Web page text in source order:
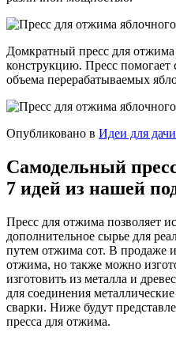
Домкратный пресс для
конструкцию. Пресс помогает
объема перерабатываемых
Опубликовано в Идеи для
Самодельный
7 идей из нашей
Пресс для отжима позволяет
дополнительное сырье для
путем отжима сот. В продаже
отжима, но также можно
изготовить из металла и
для соединения
сварки. Ниже будут
пресса для отжима.